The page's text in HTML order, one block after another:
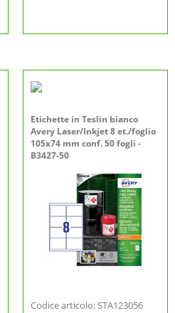
Etichette in Teslin bianco
Avery Laser/Inkjet 8 et./foglio
105x74 mm conf. 50 fogli -
B3427-50
Codice articolo: STA123056